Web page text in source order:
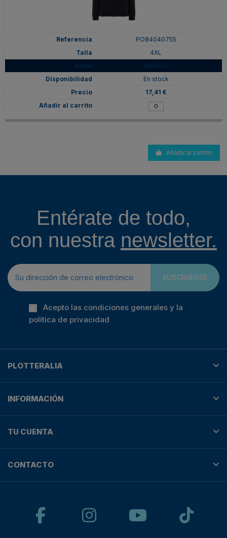
PO84040755
4XL
MARINO
En stock
17,41 €
Añadir al carrito
Entérate de todo,
con nuestra newsletter.
SUSCRIBIRSE
Acepto las condiciones generales y la
política de privacidad
PLOTTERALIA
INFORMACIÓN
TU CUENTA
CONTACTO